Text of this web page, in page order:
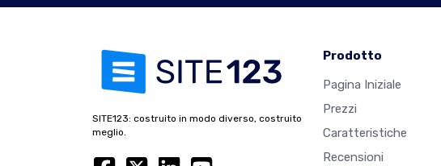
SITE123: costruito in modo diverso, costruito
meglio.
Prodotto
Pagina Iniziale
Prezzi
Caratteristiche
Recensioni